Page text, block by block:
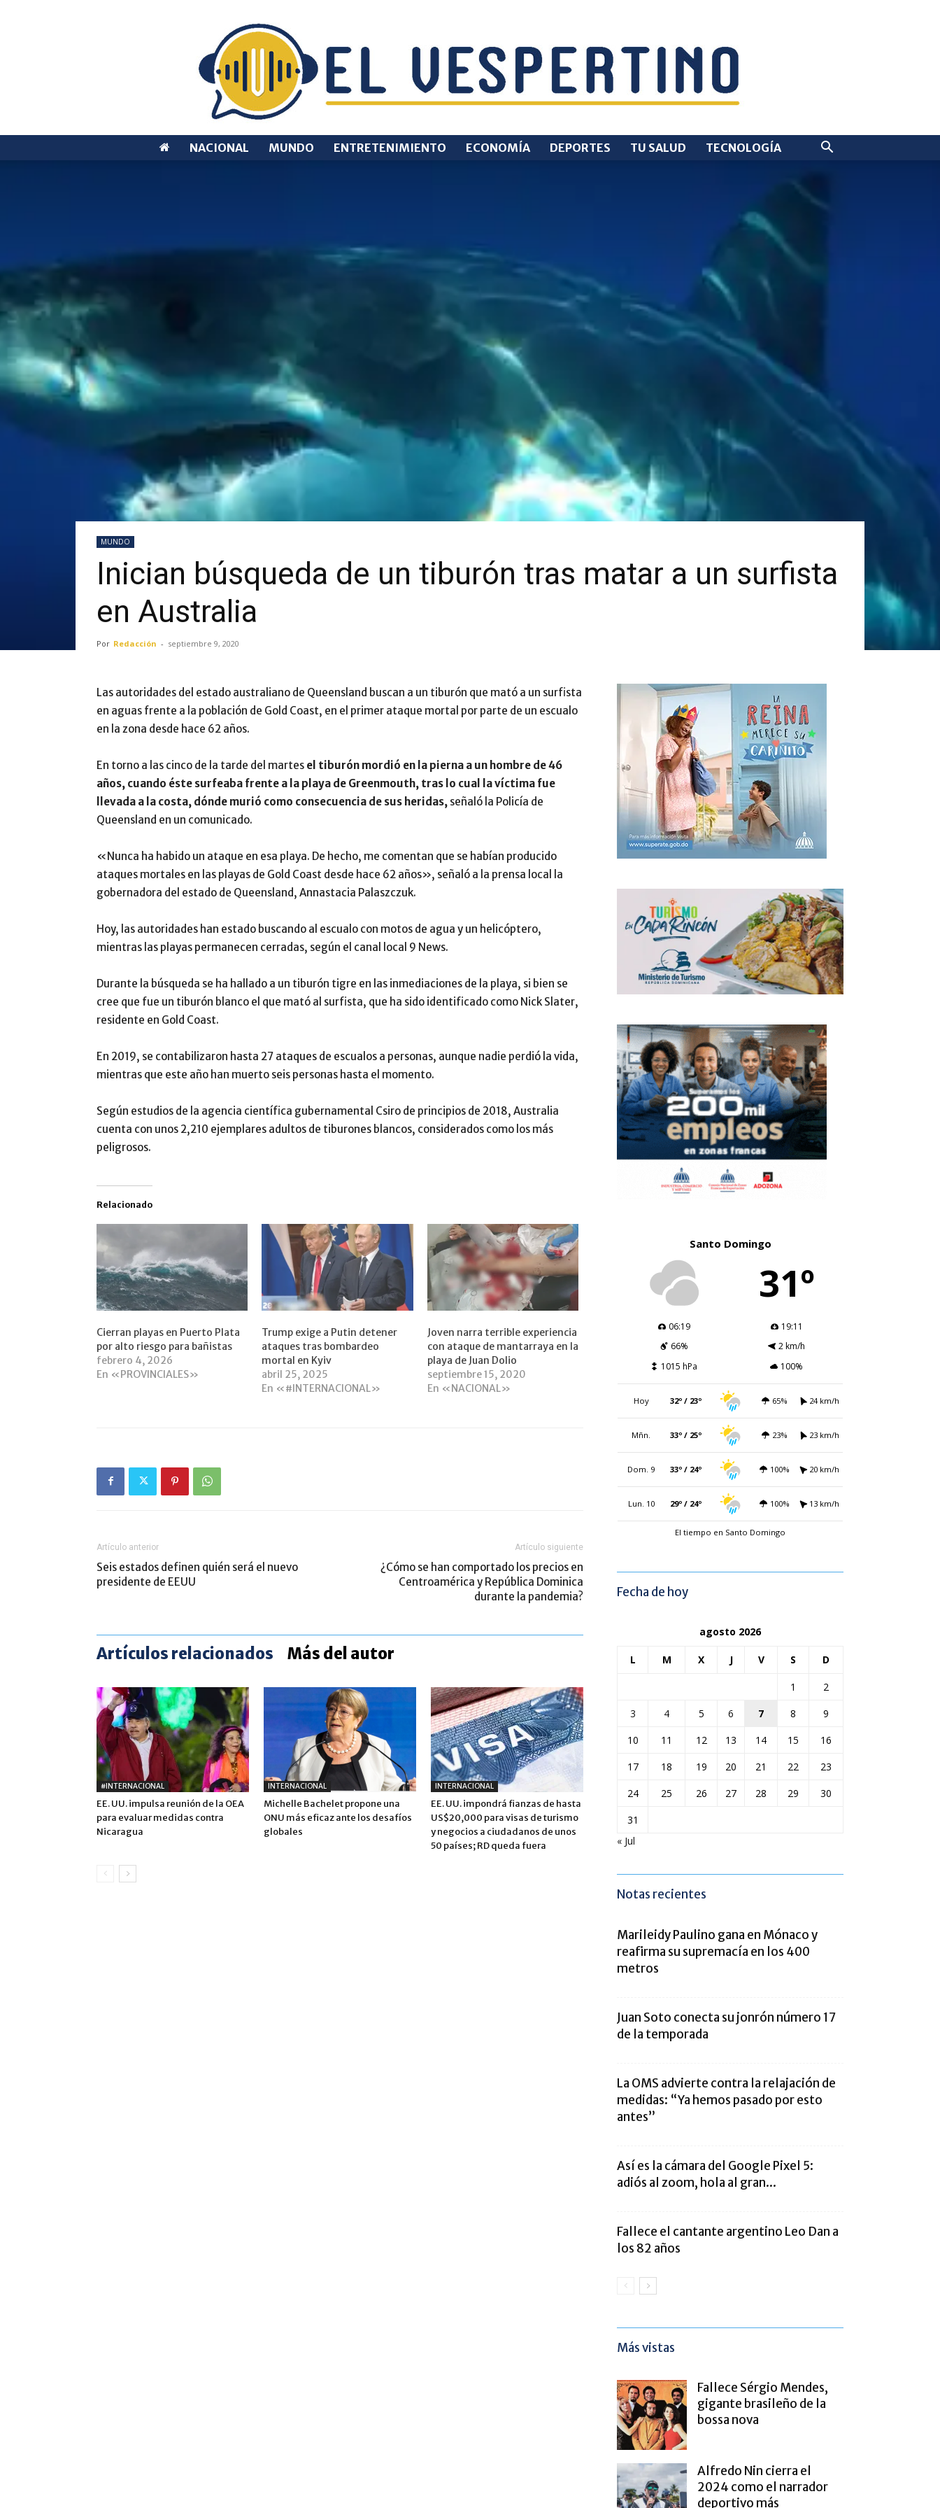
VESPERTINO
NACIONAL MUNDO ENTRETENIMIENTO ECONOMÍA DEPORTES TU SALUD TECNOLOGÍA
MUNDO
Inician búsqueda de un tiburón tras matar a un surfista
en Australia
Por Redacción - septiembre 9, 2020
Las autoridades del estado australiano de Queensland buscan a un tiburón que mató a un surfista
en aguas frente a la población de Gold Coast, en el primer ataque mortal por parte de un escualo
en la zona desde hace 62 años.
En torno a las cinco de la tarde del martes el tiburón mordió en la pierna a un hombre de 46
años, cuando éste surfeaba frente a la playa de Greenmouth, tras lo cual la víctima fue
llevada a la costa, dónde murió como consecuencia de sus heridas, señaló la Policía de
Queensland en un comunicado.
«Nunca ha habido un ataque en esa playa. De hecho, me comentan que se habían producido
ataques mortales en las playas de Gold Coast desde hace 62 años», señaló a la prensa local la
gobernadora del estado de Queensland, Annastacia Palaszczuk.
Hoy, las autoridades han estado buscando al escualo con motos de agua y un helicóptero,
mientras las playas permanecen cerradas, según el canal local 9 News.
Durante la búsqueda se ha hallado a un tiburón tigre en las inmediaciones de la playa, si bien se
cree que fue un tiburón blanco el que mató al surfista, que ha sido identificado como Nick Slater,
residente en Gold Coast.
En 2019, se contabilizaron hasta 27 ataques de escualos a personas, aunque nadie perdió la vida,
mientras que este año han muerto seis personas hasta el momento.
Según estudios de la agencia científica gubernamental Csiro de principios de 2018, Australia
cuenta con unos 2,210 ejemplares adultos de tiburones blancos, considerados como los más
peligrosos.
Relacionado
Cierran playas en Puerto Plata
por alto riesgo para bañistas
febrero 4, 2026
En «PROVINCIALES»
Trump exige a Putin detener
ataques tras bombardeo
mortal en Kyiv
abril 25, 2025
En «#INTERNACIONAL»
Joven narra terrible experiencia
con ataque de mantarraya en la
playa de Juan Dolio
septiembre 15, 2020
En «NACIONAL»
Artículo anterior
Seis estados definen quién será el nuevo
presidente de EEUU
Artículo siguiente
¿Cómo se han comportado los precios en
Centroamérica y República Dominica
durante la pandemia?
Artículos relacionados Más del autor
#INTERNACIONAL
EE. UU. impulsa reunión de la OEA
para evaluar medidas contra
Nicaragua
INTERNACIONAL
Michelle Bachelet propone una
ONU más eficaz ante los desafíos
globales
INTERNACIONAL
EE. UU. impondrá fianzas de hasta
US$20,000 para visas de turismo
y negocios a ciudadanos de unos
50 países; RD queda fuera
Santo Domingo
31º
06:19
19:11
66%
2 km/h
1015 hPa
100%
Hoy 32º / 23º 65% 24 km/h
Mñn. 33º / 25º 23% 23 km/h
Dom. 9 33º / 24º 100% 20 km/h
Lun. 10 29º / 24º 100% 13 km/h
El tiempo en Santo Domingo
Fecha de hoy
agosto 2026
L M X J V S D
1
2
3
4 5 6 7 8
9
10
11 12 13 14 15
16
17
18 19 20 21 22
23
24
25 26 27 28 29
30
31
« Jul
Notas recientes
Marileidy Paulino gana en Mónaco y
reafirma su supremacía en los 400
metros
Juan Soto conecta su jonrón número 17
de la temporada
La OMS advierte contra la relajación de
medidas: “Ya hemos pasado por esto
antes”
Así es la cámara del Google Pixel 5:
adiós al zoom, hola al gran...
Fallece el cantante argentino Leo Dan a
los 82 años
Más vistas
Fallece Sérgio Mendes,
gigante brasileño de la
bossa nova
Alfredo Nin cierra el
2024 como el narrador
deportivo más